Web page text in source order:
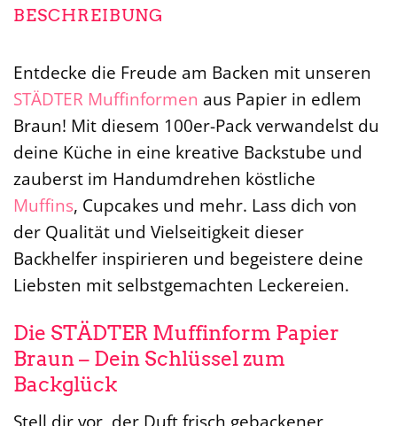
BESCHREIBUNG
Entdecke die Freude am Backen mit unseren
STÄDTER Muffinformen aus Papier in edlem
Braun! Mit diesem 100er-Pack verwandelst du
deine Küche in eine kreative Backstube und
zauberst im Handumdrehen köstliche
Muffins, Cupcakes und mehr. Lass dich von
der Qualität und Vielseitigkeit dieser
Backhelfer inspirieren und begeistere deine
Liebsten mit selbstgemachten Leckereien.
Die STÄDTER Muffinform Papier
Braun – Dein Schlüssel zum
Backglück
Stell dir vor, der Duft frisch gebackener